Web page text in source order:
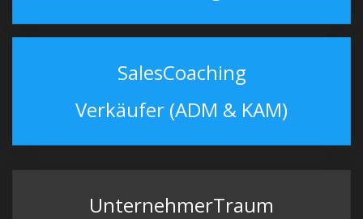
SalesCoaching
Verkäufer (ADM & KAM)
UnternehmerTraum